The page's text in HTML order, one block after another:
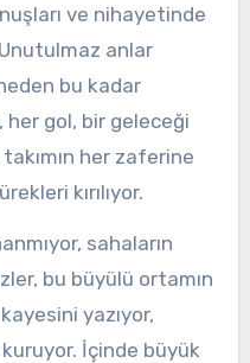
ve nihayetinde
anlar
bu kadar
her gol, bir geleceği
her zaferine
kırılıyor.
sahaların
bu büyülü ortamın
yazıyor,
İçinde büyük